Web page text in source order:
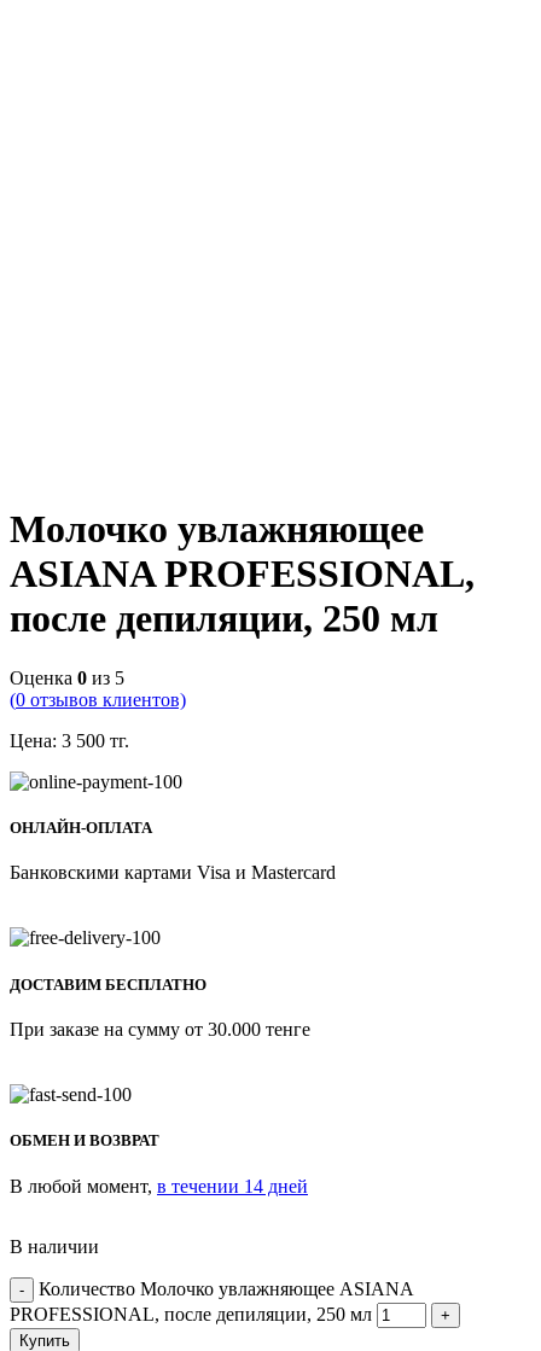
Молочко увлажняющее
ASIANA PROFESSIONAL,
после депиляции, 250 мл
Оценка 0 из 5
(0 отзывов клиентов)
Цена: 3 500 тг.
ОНЛАЙН-ОПЛАТА
Банковскими картами Visa и Mastercard
ДОСТАВИМ БЕСПЛАТНО
При заказе на сумму от 30.000 тенге
ОБМЕН И ВОЗВРАТ
В любой момент, в течении 14 дней
В наличии
Количество Молочко увлажняющее ASIANA
PROFESSIONAL, после депиляции, 250 мл
Купить